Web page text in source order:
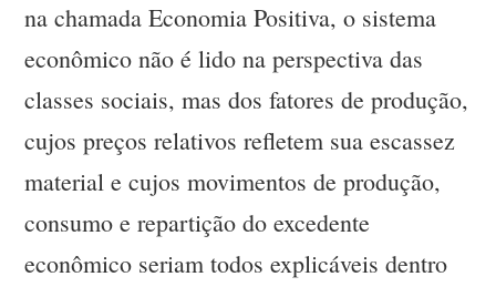
na chamada Economia Positiva, o sistema
econômico não é lido na perspectiva das
classes sociais, mas dos fatores de produção,
cujos preços relativos refletem sua escassez
material e cujos movimentos de produção,
consumo e repartição do excedente
econômico seriam todos explicáveis dentro